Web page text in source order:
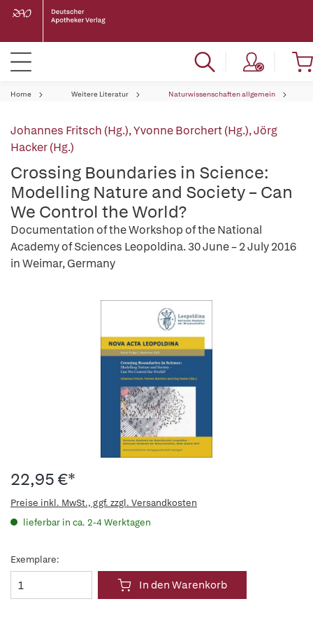
Home Weitere Literatur Naturwissenschaften allgemein
Johannes Fritsch (Hg.),Yvonne Borchert (Hg.),Jörg
Hacker (Hg.)
Crossing Boundaries in Science:
Modelling Nature and Society – Can
We Control the World?
Documentation of the Workshop of the National
Academy of Sciences Leopoldina. 30 June – 2 July 2016
in Weimar, Germany
22,95 €*
Preise inkl. MwSt., ggf. zzgl. Versandkosten
lieferbar in ca. 2-4 Werktagen
Exemplare:
In den Warenkorb